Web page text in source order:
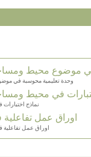
موضوع محيط
وحدة تعليمية محوسبة في
في محيط
نماذج
اوراق عمل
اوراق عمل